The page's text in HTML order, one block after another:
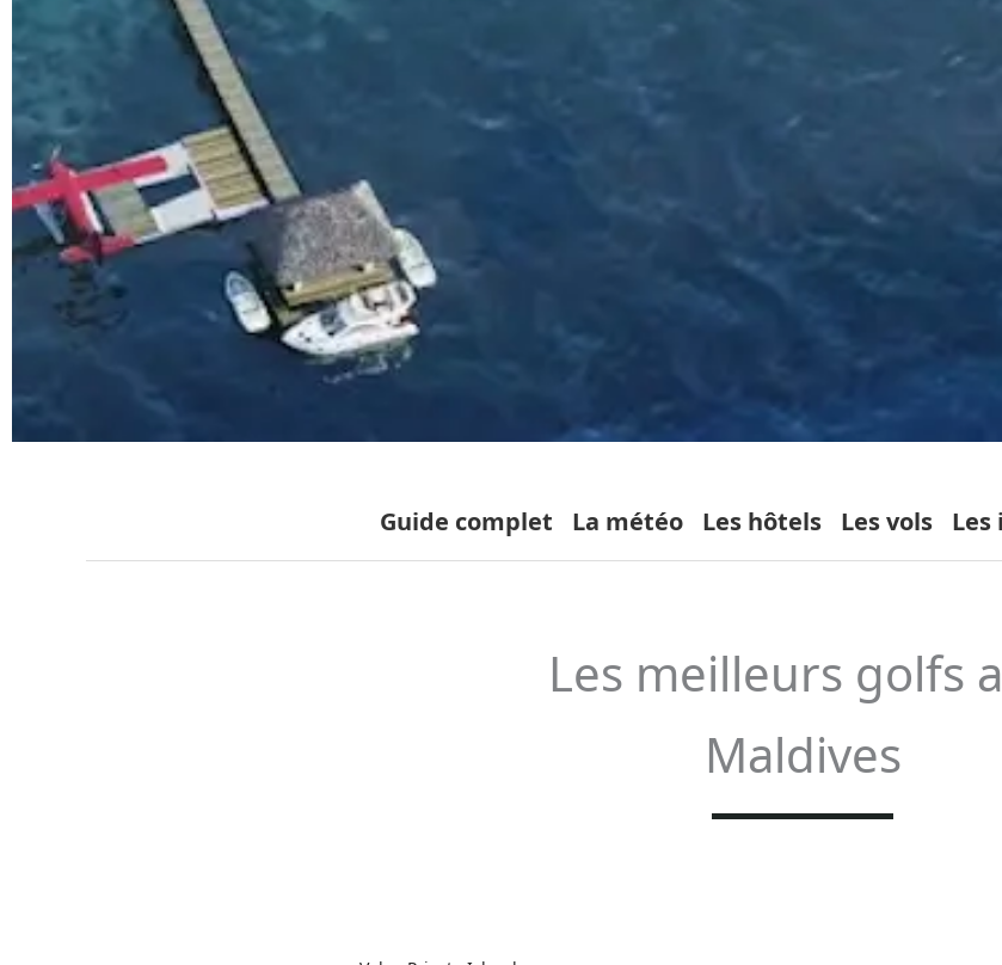
Guide complet La météo Les hôtels Les vols
Les meilleurs golfs
Maldives